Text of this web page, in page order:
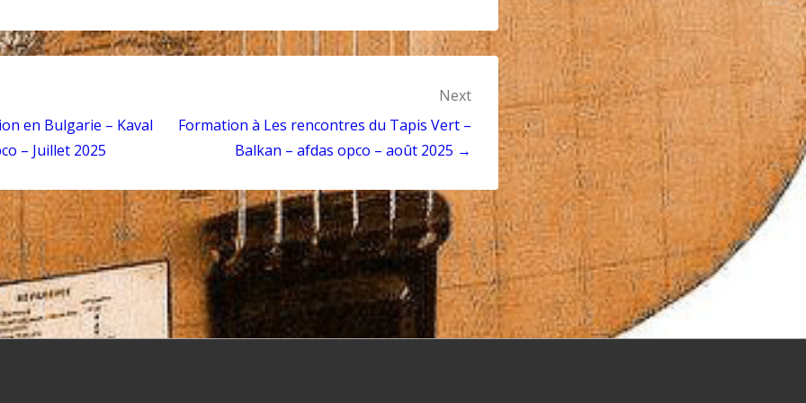
en Bulgarie – Kaval
– Juillet 2025
Next
Formation à Les rencontres du Tapis Vert –
Balkan – afdas opco – août 2025 →